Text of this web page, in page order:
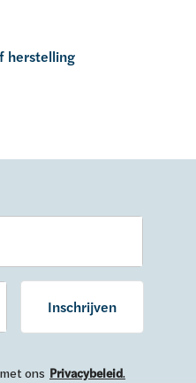
herstelling
Inschrijven
ons Privacybeleid.